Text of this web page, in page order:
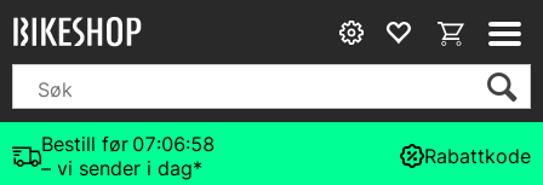
Bestill før 07:06:57
– vi sender i dag*
Rabattkode